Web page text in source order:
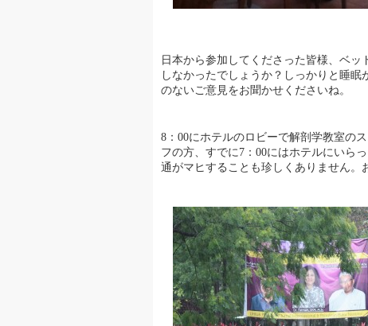
日本から参加してくださった皆様、ベ
しなかったでしょうか？しっかりと睡
のないご意見をお聞かせくださいね。
8：00にホテルのロビーで解剖学教室の
フの方、すでに7：00にはホテルにいら
通がマヒすることも珍しくありません。